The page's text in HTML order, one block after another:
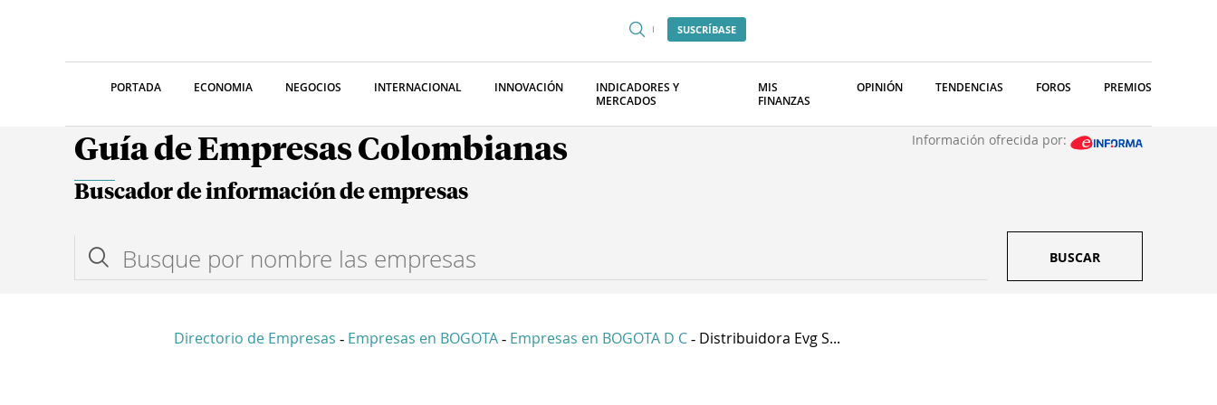
SUSCRÍBASE
PORTADA ECONOMIA NEGOCIOS INTERNACIONAL INNOVACIÓN
INDICADORES Y
MERCADOS
MIS
FINANZAS
OPINIÓN TENDENCIAS FOROS PREMIOS
Guía de Empresas Colombianas Información ofrecida por:
Buscador de información de empresas
BUSCAR
Directorio de Empresas - Empresas en BOGOTA - Empresas en BOGOTA D C - Distribuidora Evg S...